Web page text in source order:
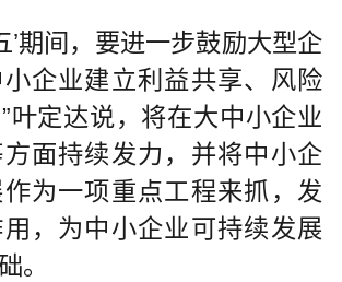
期间，要进一步鼓励大型企
企业建立利益共享、风险
叶定达说，将在大中小企业
面持续发力，并将中小企
为一项重点工程来抓，发
，为中小企业可持续发展
。